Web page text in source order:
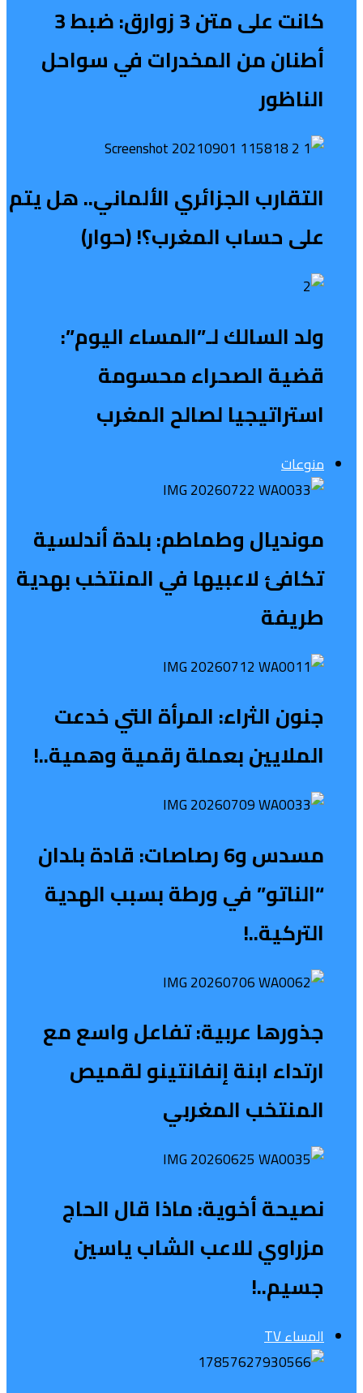
كانت على متن 3 زوارق: ضبط 3
أطنان من المخدرات في سواحل
الناظور
التقارب الجزائري الألماني.. هل يتم
على حساب المغرب؟! (حوار)
ولد السالك لـ”المساء اليوم”:
قضية الصحراء محسومة
استراتيجيا لصالح المغرب
منوعات
مونديال وطماطم: بلدة أندلسية
تكافئ لاعبيها في المنتخب بهدية
طريفة
جنون الثراء: المرأة التي خدعت
الملايين بعملة رقمية وهمية..!
مسدس و6 رصاصات: قادة بلدان
“الناتو” في ورطة بسبب الهدية
التركية..!
جذورها عربية: تفاعل واسع مع
ارتداء ابنة إنفانتينو لقميص
المنتخب المغربي
نصيحة أخوية: ماذا قال الحاج
مزراوي للاعب الشاب ياسين
جسيم..!
المساء TV